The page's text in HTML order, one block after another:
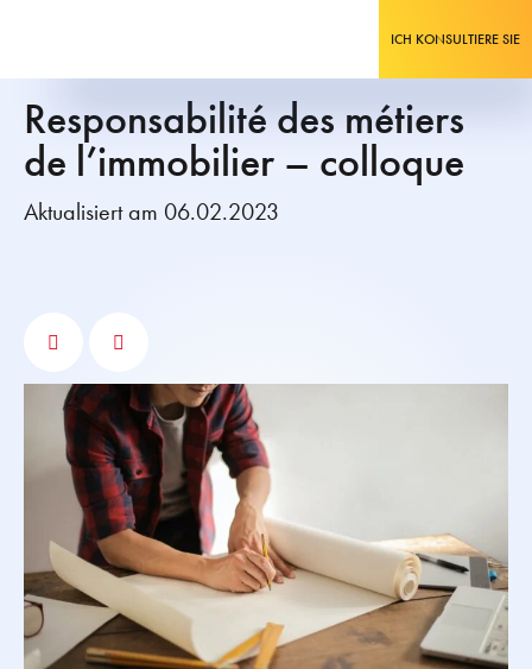
ICH KONSULTIERE SIE
Responsabilité des métiers
de l’immobilier – colloque
Aktualisiert am 06.02.2023